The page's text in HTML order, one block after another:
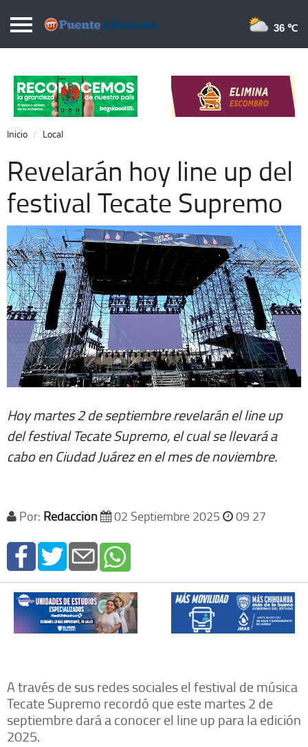
Puentelibre.mx
Local
Nacional
Opinión
Cronos
Economía
Espectáculos
Deportes
Extra +
36 ℃
Inicio Local
Revelarán hoy line up del
festival Tecate Supremo
Hoy martes 2 de septiembre revelarán el line up
del festival Tecate Supremo, el cual se llevará a
cabo en Ciudad Juárez en el mes de noviembre.
Por: Redacción 02 Septiembre 2025 09 27
A través de sus redes sociales el festival de música
Tecate Supremo recordó que este martes 2 de
septiembre dará a conocer el line up para la edición
2025.